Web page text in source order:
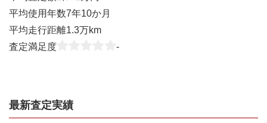
平均使用年数7年10か月
平均走行距離1.3万km
査定満足度
-
最新査定実績